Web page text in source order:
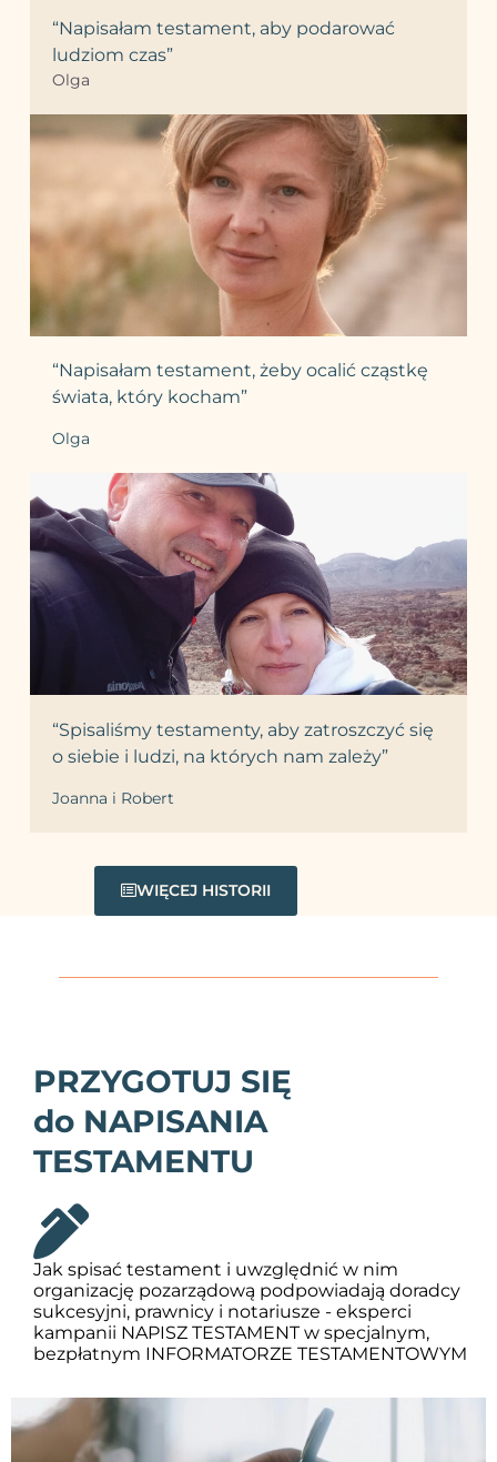
“Napisałam testament, aby podarować
ludziom czas”
Olga
“Napisałam testament, żeby ocalić cząstkę
świata, który kocham”
Olga
“Spisaliśmy testamenty, aby zatroszczyć się
o siebie i ludzi, na których nam zależy”
Joanna i Robert
WIĘCEJ HISTORII
PRZYGOTUJ SIĘ
do NAPISANIA
TESTAMENTU
Jak spisać testament i uwzględnić w nim
organizację pozarządową podpowiadają doradcy
sukcesyjni, prawnicy i notariusze - eksperci
kampanii NAPISZ TESTAMENT w specjalnym,
bezpłatnym INFORMATORZE TESTAMENTOWYM